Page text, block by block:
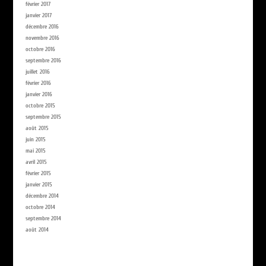
février 2017
janvier 2017
décembre 2016
novembre 2016
octobre 2016
septembre 2016
juillet 2016
février 2016
janvier 2016
octobre 2015
septembre 2015
août 2015
juin 2015
mai 2015
avril 2015
février 2015
janvier 2015
décembre 2014
octobre 2014
septembre 2014
août 2014